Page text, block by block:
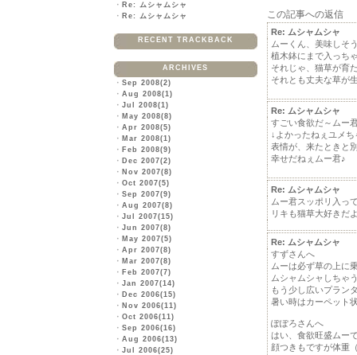
・ Re: ムシャムシャ
・ Re: ムシャムシャ
RECENT TRACKBACK
ARCHIVES
・ Sep 2008(2)
・ Aug 2008(1)
・ Jul 2008(1)
・ May 2008(8)
・ Apr 2008(5)
・ Mar 2008(1)
・ Feb 2008(9)
・ Dec 2007(2)
・ Nov 2007(8)
・ Oct 2007(5)
・ Sep 2007(9)
・ Aug 2007(8)
・ Jul 2007(15)
・ Jun 2007(8)
・ May 2007(5)
・ Apr 2007(8)
・ Mar 2007(8)
・ Feb 2007(7)
・ Jan 2007(14)
・ Dec 2006(15)
・ Nov 2006(11)
・ Oct 2006(11)
・ Sep 2006(16)
・ Aug 2006(13)
・ Jul 2006(25)
この記事への返信
Re: ムシャムシャ
ムーくん、美味しそ
植木鉢にまで入っち
それじゃ、猫草が育
それとも丈夫な草が
Re: ムシャムシャ
すごい食欲だ～ムー
↓よかったねぇユメ
表情が、来たときと
幸せだねぇムー君♪
Re: ムシャムシャ
ムー君スッポリ入っ
リキも猫草大好きだ
Re: ムシャムシャ
すずさんへ
ムーは必ず草の上に
ムシャムシャしちゃ
もう少し広いプラン
暑い時はカーペット
ぽぽろさんへ
はい、食欲旺盛ムー
顔つきもですが体重